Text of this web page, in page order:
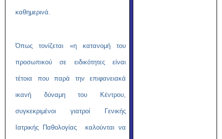
καθημερινά.
Όπως τονίζεται «η κατανομή του
προσωπικού σε ειδικότητες είναι
τέτοια που παρά την επιφανειακά
ικανή δύναμη του Κέντρου,
συγκεκριμένοι γιατροί Γενικής
Ιατρικής Παθολογίας καλούνται να